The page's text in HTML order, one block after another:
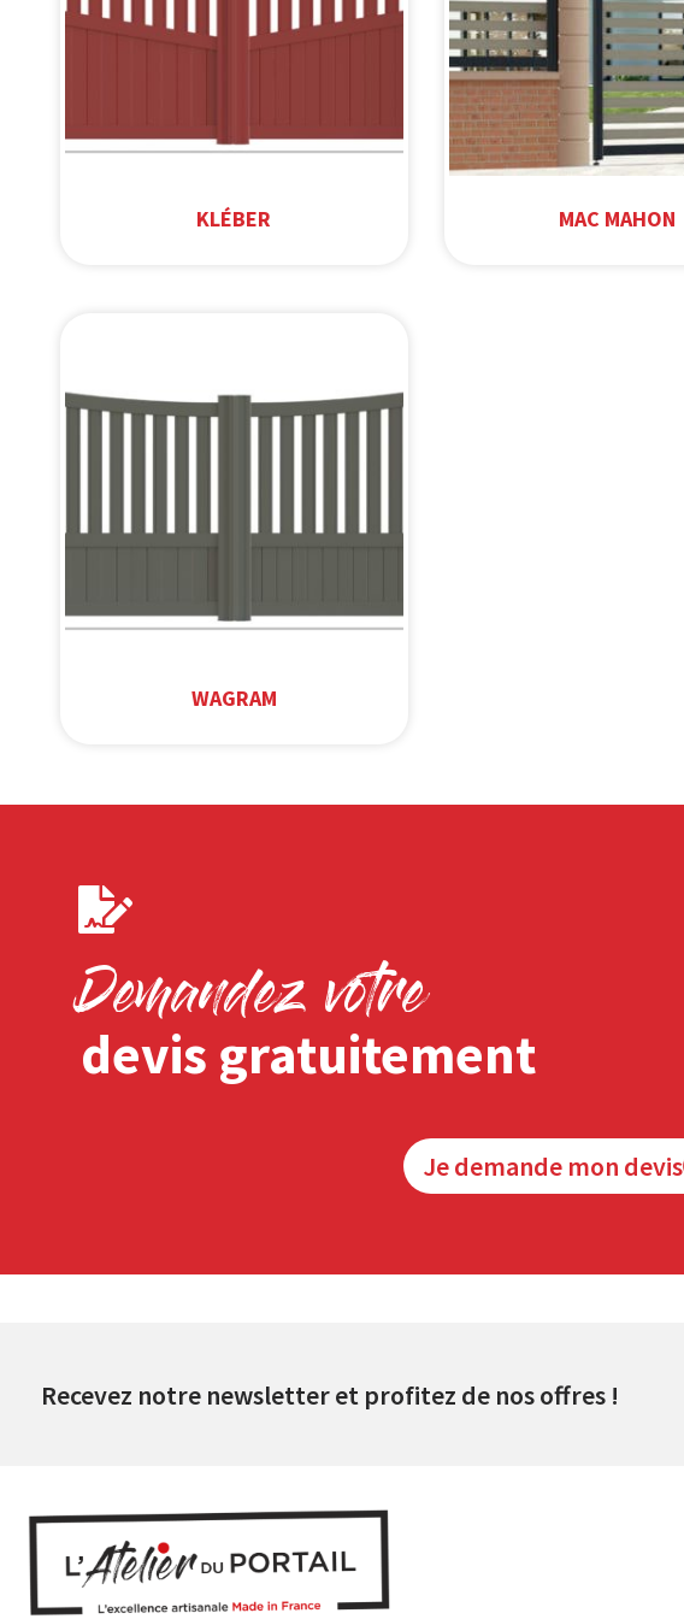
KLÉBER MAC MAHON
WAGRAM
Demandez votre
devis gratuitement
Je demande mon devis
Recevez notre newsletter et profitez de nos offres !